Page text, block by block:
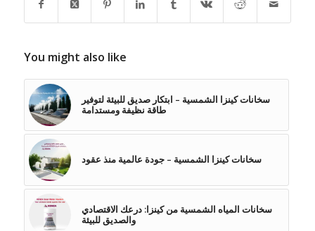
You might also like
سخانات كينزا الشمسية – ابتكار صديق للبيئة لتوفير
طاقة نظيفة ومستدامة
سخانات كينزا الشمسية – جودة عالمية منذ عقود
سخانات المياه الشمسية من كينزا: درعك الاقتصادي
والصديق للبيئة